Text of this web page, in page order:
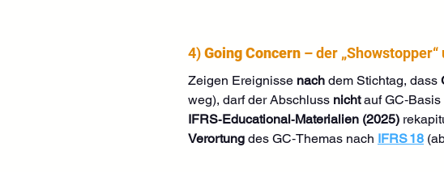
4) Going Concern – der „Showstopper“
Zeigen Ereignisse nach dem Stichtag, dass
weg), darf der Abschluss nicht auf
IFRS‑Educational‑Materialien (2025)
Verortung des GC‑Themas nach IFRS 18